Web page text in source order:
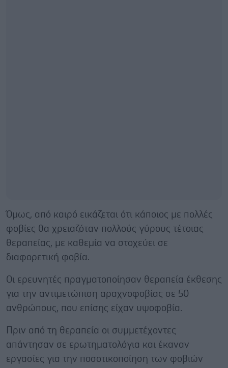
Όμως, από καιρό εικάζεται ότι κάποιος με πολλές
φοβίες θα χρειαζόταν πολλούς γύρους τέτοιας
θεραπείας, με καθεμία να στοχεύει σε
διαφορετική φοβία.
Οι ερευνητές πραγματοποίησαν θεραπεία έκθεσης
για την αντιμετώπιση αραχνοφοβίας σε 50
ανθρώπους, που επίσης είχαν υψοφοβία.
Πριν από τη θεραπεία οι συμμετέχοντες
απάντησαν σε ερωτηματολόγια και έκαναν
εργασίες για την ποσοτικοποίηση των φοβιών